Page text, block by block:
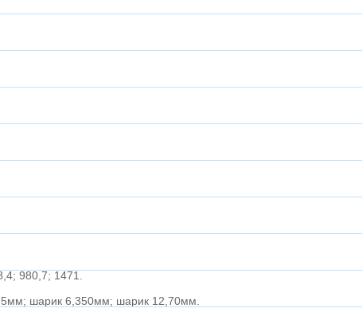
980 ,7; 1471.
шарик 6,350мм; шарик 12,70мм.